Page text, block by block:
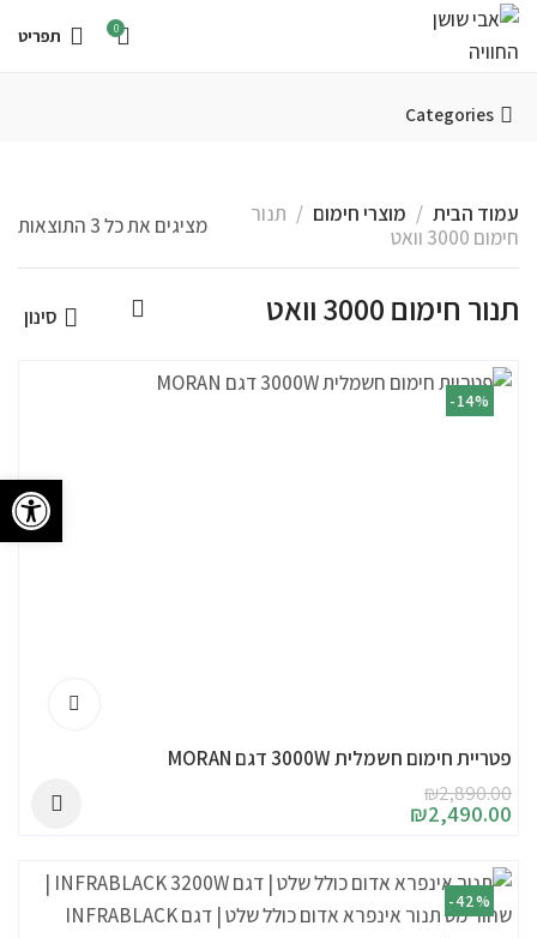
0 תפריט
Categories
עמוד הבית מוצרי חימום
תנור
חימום 3000 וואט
מציגים את כל ⁦3⁩ התוצאות
תנור חימום 3000 וואט סינון
-14%
פטריית חימום חשמלית 3000W דגם MORAN
₪2,890.00
₪2,490.00
-42%
פתח